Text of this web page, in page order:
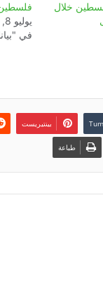
خلال
فلسطين
يوليو 8, 2025
في
بينتيريست
طباعة